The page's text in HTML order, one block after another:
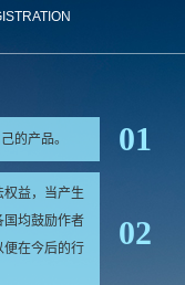
的产品。 01
权益，当产生
国均鼓励作者
便在今后的行
02